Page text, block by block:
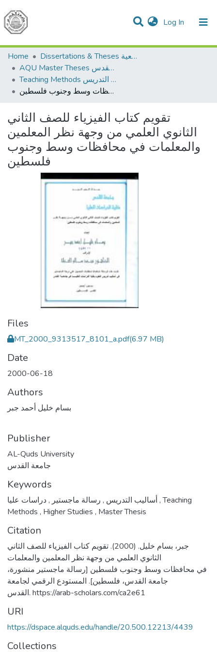
Log In (current)
Communities & Collections
All of DSpace
Home
Dissertations & Theses الرسائل الجامعية
AQU Master Theses الرسائل الجامعية الخاصة بجامعة القدس
Teaching Methods أساليب التدريس
تقويم كتاب الفيزياء للصف الثاني الثانوي العلمي من وجهة نظر المعلمين والمعلمات في محافظات وسط وجنوب فلسطين
تقويم كتاب الفيزياء للصف الثاني
الثانوي العلمي من وجهة نظر المعلمين
والمعلمات في محافظات وسط وجنوب
فلسطين
Files
MT_2000_9313517_8101_a.pdf(6.97 MB)
Date
2000-06-18
Authors
بسام خليل أحمد جبر
Publisher
AL-Quds University
جامعة القدس
Keywords
أساليب التدريس , رسالة ماجستير , ,Teaching
Methods , Higher Studies , Master Thesis
Citation
جبر، بسام خليل. (2000). تقويم كتاب الفيزياء للصف الثاني
الثانوي العلمي من وجهة نظر المعلمين والمعلمات
في محافظات وسط وجنوب فلسطين [رسالة ماجستير منشورة،
جامعة القدس، فلسطين]. المستودع الرقمي لجامعة
القدس. https://arab-scholars.com/ca2e61
URI
https://dspace.alquds.edu/handle/20.500.12213/4439
Collections